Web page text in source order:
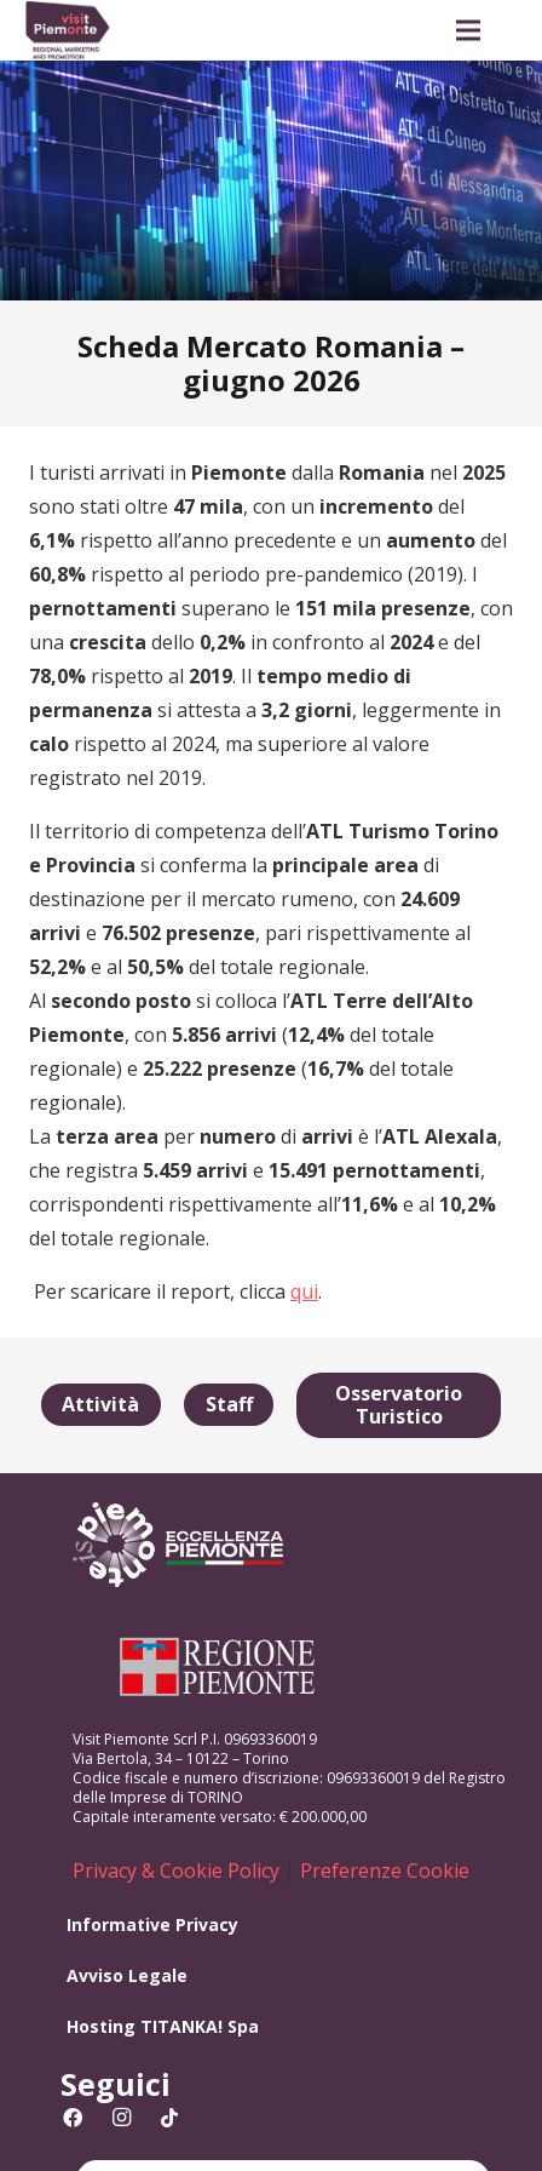
Scheda Mercato Romania –
giugno 2026
I turisti arrivati in Piemonte dalla Romania nel 2025
sono stati oltre 47 mila, con un incrementodel
6,1% rispetto all’anno precedente e un aumentodel
60,8% rispetto al periodo pre-pandemico (2019). I
pernottamenti superano le 151 mila presenze, con
una crescita dello 0,2% in confronto al 2024e del
78,0% rispetto al 2019. Il tempo medio di
permanenza si attesta a 3,2 giorni, leggermente in
calo rispetto al 2024, ma superiore al valore
registrato nel 2019.
Il territorio di competenza dell’ATL Turismo Torino
e Provincia si conferma la principale area di
destinazione per il mercato rumeno, con 24.609
arrivi e 76.502 presenze, pari rispettivamente al
52,2%e al 50,5%del totale regionale.
Al secondo postosi colloca l’ATL Terre dell’Alto
Piemonte, con 5.856 arrivi (12,4%del totale
regionale) e 25.222 presenze (16,7%del totale
regionale).
La terza area per numerodi arrivi è l’ATL Alexala,
che registra 5.459 arrivi e 15.491 pernottamenti,
corrispondenti rispettivamente all’11,6%e al 10,2%
del totale regionale.
Per scaricare il report, clicca qui.
Attività Staff
Osservatorio
Turistico
Visit Piemonte Scrl P.I. 09693360019
Via Bertola, 34 – 10122 – Torino
Codice fiscale e numero d’iscrizione: 09693360019 del Registro
delle Imprese di TORINO
Capitale interamente versato: € 200.000,00
Privacy & Cookie Policy | Preferenze Cookie
Informative Privacy
Avviso Legale
Hosting TITANKA! Spa
Seguici